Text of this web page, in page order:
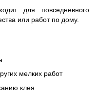
для повседневного
или работ по дому.
мелких работ
клея